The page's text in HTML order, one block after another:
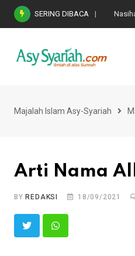
Skip
SERING DIBACA
Majalah Islam Asy-Syariah
Arti Nama
BY REDAKSI 18/09/2021